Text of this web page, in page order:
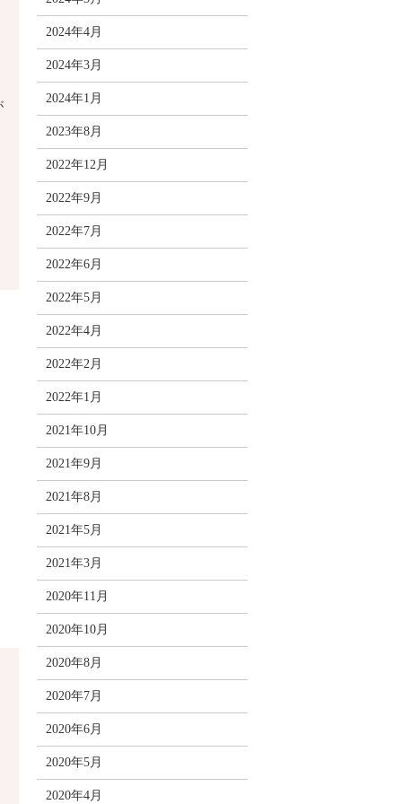
2024年4月
2024年3月
2024年1月
2023年8月
2022年12月
2022年9月
2022年7月
2022年6月
2022年5月
2022年4月
2022年2月
2022年1月
2021年10月
2021年9月
2021年8月
2021年5月
2021年3月
2020年11月
2020年10月
2020年8月
2020年7月
2020年6月
2020年5月
2020年4月